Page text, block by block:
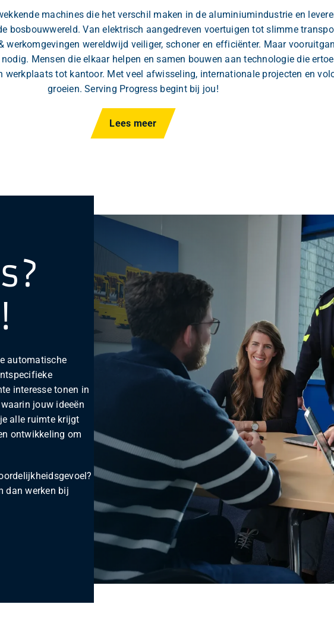
machines die het verschil maken in de aluminiumindustrie en
bosbouwwereld. Van elektrisch aangedreven voertuigen tot slimme
werkomgevingen wereldwijd veiliger, schoner en efficiënter. Maar
Mensen die elkaar helpen en samen bouwen aan technologie die
werkplaats tot kantoor. Met veel afwisseling, internationale projecten en
groeien. Serving Progress begint bij jou!
Lees meer
automatische
interesse tonen in
jouw ideeën
alle ruimte krijgt
ontwikkeling om
dan werken bij